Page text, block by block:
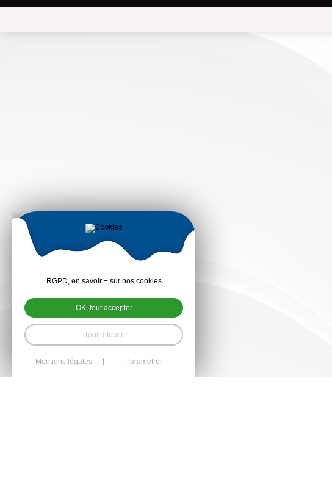
RGPD, en savoir + sur nos cookies
OK, tout accepter
Tout refuser
Mentions légales Paramétrer